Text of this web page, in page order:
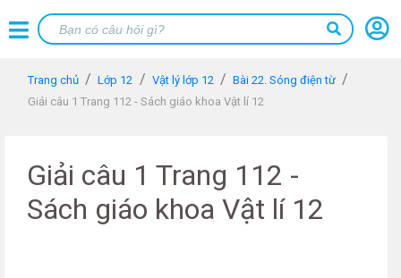
Trang chủ Lớp 12 Vật lý lớp 12
Bài 22. Sóng điện từ
Giải câu 1 Trang 112 - Sách giáo khoa Vật lí 12
Giải câu 1 Trang 112 -
Sách giáo khoa Vật lí 12